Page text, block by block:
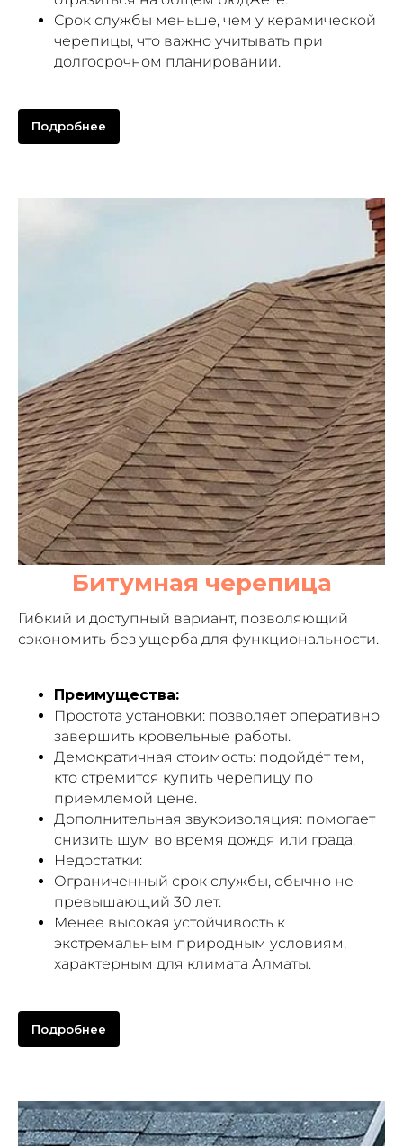
Срок службы меньше, чем у керамической
черепицы, что важно учитывать при
долгосрочном планировании.
Подробнее
Битумная черепица
Гибкий и доступный вариант, позволяющий
сэкономить без ущерба для функциональности.
Преимущества:
Простота установки: позволяет оперативно
завершить кровельные работы.
Демократичная стоимость: подойдёт тем,
кто стремится купить черепицу по
приемлемой цене.
Дополнительная звукоизоляция: помогает
снизить шум во время дождя или града.
Недостатки:
Ограниченный срок службы, обычно не
превышающий 30 лет.
Менее высокая устойчивость к
экстремальным природным условиям,
характерным для климата Алматы.
Подробнее